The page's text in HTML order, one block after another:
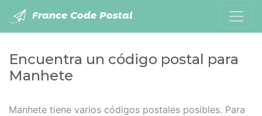
France Code Postal
Encuentra un código postal para
Manhete
Manhete tiene varios códigos postales posibles. Para